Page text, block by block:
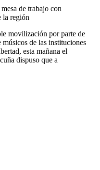
de trabajo con
región
movilización por parte de
músicos de las instituciones
esta mañana el
dispuso que a